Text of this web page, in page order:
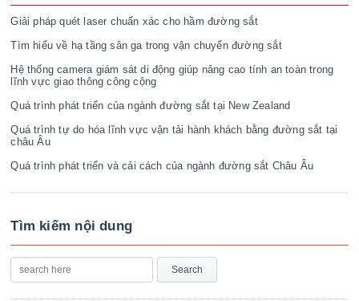
Giải pháp quét laser chuẩn xác cho hầm đường sắt
Tìm hiểu về hạ tầng sân ga trong vận chuyển đường sắt
Hệ thống camera giám sát di động giúp nâng cao tính an toàn trong
lĩnh vực giao thông công cộng
Quá trình phát triển của ngành đường sắt tại New Zealand
Quá trình tự do hóa lĩnh vực vận tải hành khách bằng đường sắt tại
châu Âu
Quá trình phát triển và cải cách của ngành đường sắt Châu Âu
Tìm kiếm nội dung